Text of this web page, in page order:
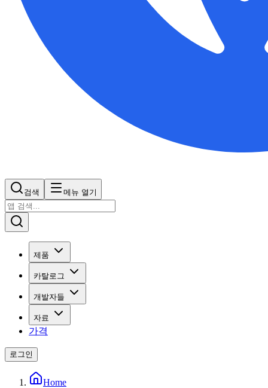
검색 메뉴 열기
제품
카탈로그
개발자들
자료
가격
로그인
Home